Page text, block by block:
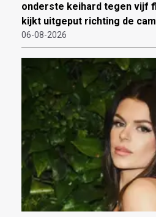
onderste keihard tegen vijf
kijkt uitgeput richting de
06-08-2026